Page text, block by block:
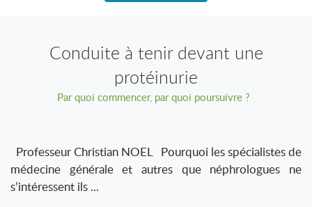
Conduite à tenir devant une
protéinurie
Par quoi commencer, par quoi poursuivre ?
Professeur Christian NOEL Pourquoi les spécialistes de
médecine générale et autres que néphrologues ne
s’intéressent ils ...